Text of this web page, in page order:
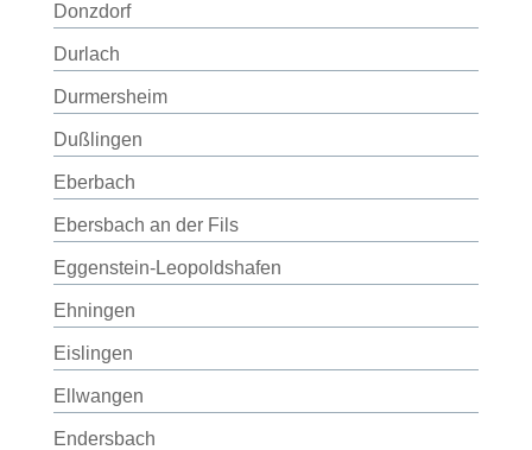
Donzdorf
Durlach
Durmersheim
Dußlingen
Eberbach
Ebersbach an der Fils
Eggenstein-Leopoldshafen
Ehningen
Eislingen
Ellwangen
Endersbach